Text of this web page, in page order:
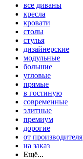
все диваны
кресла
кровати
столы
стулья
дизайнерские
модульные
большие
угловые
прямые
в гостиную
современные
элитные
премиум
дорогие
от производителя
на заказ
Ещё...